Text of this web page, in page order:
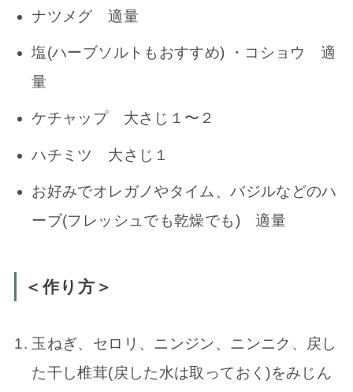
ナツメグ 適量
塩(ハーブソルトもおすすめ) ・コショウ 適
量
ケチャップ 大さじ１〜２
ハチミツ 大さじ１
お好みでオレガノやタイム、バジルなどのハ
ーブ(フレッシュでも乾燥でも) 適量
＜作り方＞
玉ねぎ、セロリ、ニンジン、ニンニク、戻し
た干し椎茸(戻した水は取っておく)をみじん